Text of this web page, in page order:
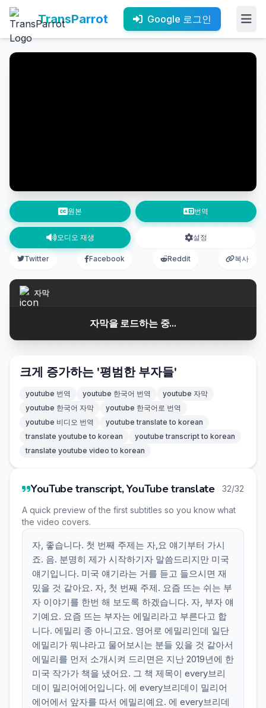
TransParrot Google 로그인
원본 번역
오디오 재생 설정
Twitter Facebook Reddit 복사
자막
자막을 로드하는 중...
크게 증가하는 '평범한 부자들'
youtube 번역 youtube 한국어 번역
youtube 자막
youtube 한국어 자막
youtube 한국어로 번역
youtube 비디오 번역
youtube translate to korean
translate youtube to korean
youtube transcript to korean
translate youtube video to korean
YouTube transcript, YouTube translate 32/32
A quick preview of the first subtitles so you know what
the video covers.
자, 좋습니다. 첫 번째 주제는 자,요 얘기부터 가시
죠. 음. 분명히 제가 시작하기자 말씀드리지만 미국
얘기입니다. 미국 얘기라는 거를 듣고 들으시면 재
밌을 것 같아요. 자, 첫 번째 주제. 요즘 뜨는 쉬는 부
자 이야기를 한번 해 보도록 하겠습니다. 자, 부자 얘
기예요. 요즘 뜨는 부자는 에밀리라고 부른다고 합
니다. 에밀리 종 아니고요. 영어로 에밀리인데 일단
에밀리가 뭐냐라고 물어보시는 분들 있을 것 같아서
에밀리를 먼저 소개시켜 드리면은 지난 2019년에 한
미국 작가가 책을 냈어요. 그 책 제목이 every브리
데이 밀리어에어입니다. 에 every브리데이 밀리어
에어에서 앞자를 따서 에밀리예요. 에 every브리데